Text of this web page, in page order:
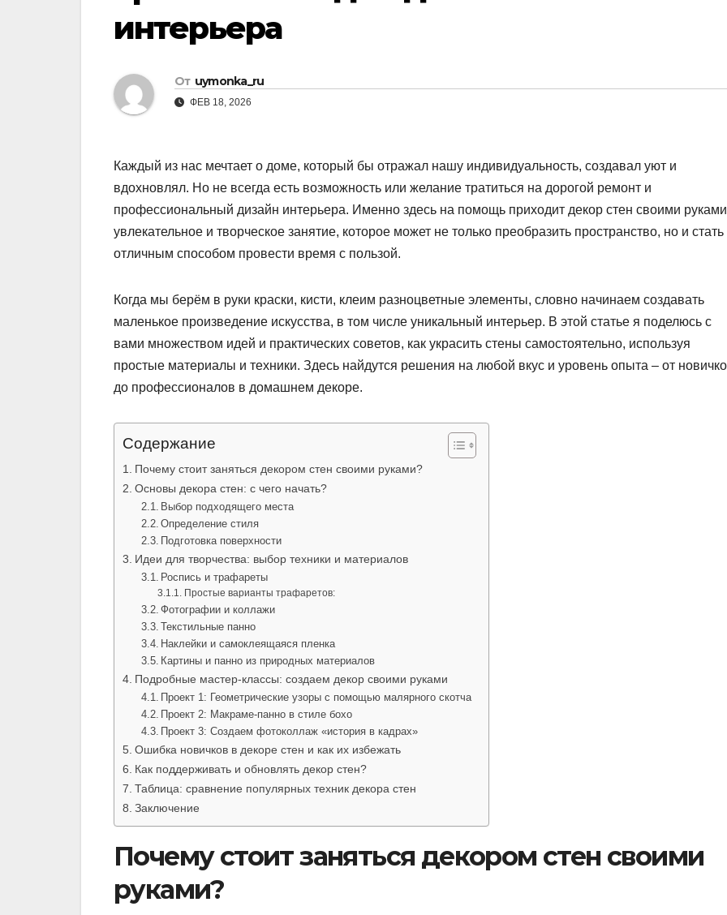
интерьера
От uymonka_ru
ФЕВ 18, 2026
Каждый из нас мечтает о доме, который бы отражал нашу индивидуальность, создавал уют и
вдохновлял. Но не всегда есть возможность или желание тратиться на дорогой ремонт и
профессиональный дизайн интерьера. Именно здесь на помощь приходит декор стен своими
увлекательное и творческое занятие, которое может не только преобразить пространство, но и стать
отличным способом провести время с пользой.
Когда мы берём в руки краски, кисти, клеим разноцветные элементы, словно начинаем создавать
маленькое произведение искусства, в том числе уникальный интерьер. В этой статье я поделюсь с
вами множеством идей и практических советов, как украсить стены самостоятельно, используя
простые материалы и техники. Здесь найдутся решения на любой вкус и уровень опыта – от
до профессионалов в домашнем декоре.
Содержание
Почему стоит заняться декором стен своими руками?
Основы декора стен: с чего начать?
Выбор подходящего места
Определение стиля
Подготовка поверхности
Идеи для творчества: выбор техники и материалов
Роспись и трафареты
Простые варианты трафаретов:
Фотографии и коллажи
Текстильные панно
Наклейки и самоклеящаяся пленка
Картины и панно из природных материалов
Подробные мастер-классы: создаем декор своими руками
Проект 1: Геометрические узоры с помощью малярного скотча
Проект 2: Макраме-панно в стиле бохо
Проект 3: Создаем фотоколлаж «история в кадрах»
Ошибка новичков в декоре стен и как их избежать
Как поддерживать и обновлять декор стен?
Таблица: сравнение популярных техник декора стен
Заключение
Почему стоит заняться декором стен своими
руками?